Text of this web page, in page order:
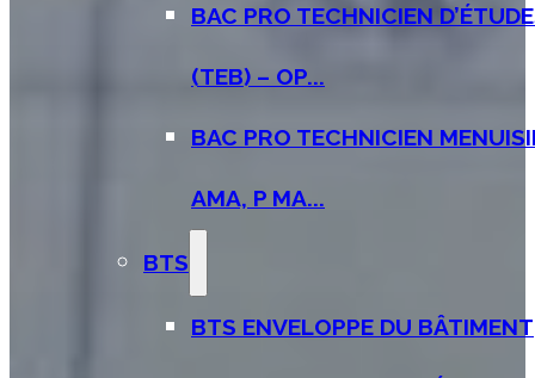
BAC PRO TECHNICIEN
(TEB) – OP...
BAC PRO TECHNICIEN
AMA, P MA...
BTS
BTS ENVELOPPE DU BÂTIMENT